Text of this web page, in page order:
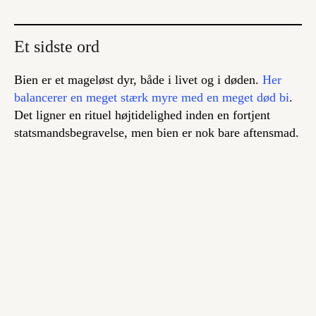
Et sidste ord
Bien er et mageløst dyr, både i livet og i døden. Her
balancerer en meget stærk myre med en meget død bi.
Det ligner en rituel højtidelighed inden en fortjent
statsmandsbegravelse, men bien er nok bare aftensmad.